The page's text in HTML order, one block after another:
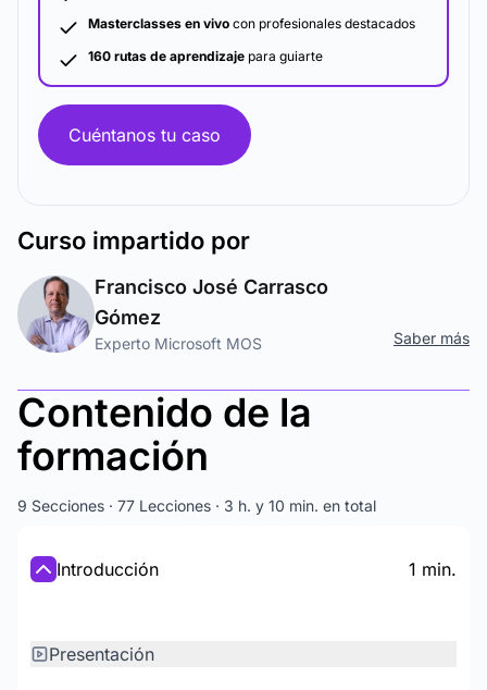
Masterclasses en vivo con profesionales destacados
160 rutas de aprendizaje para guiarte
Cuéntanos tu caso
Curso impartido por
Francisco José Carrasco
Gómez
Experto Microsoft MOS Saber más
Contenido de la
formación
9 Secciones · 77 Lecciones · 3 h. y 10 min. en total
Introducción 1 min.
Presentación